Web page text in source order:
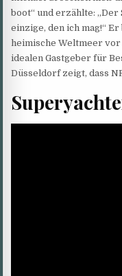
boot“ und erzählte:
einzige, den ich mag!“
heimische Weltmeer
idealen Gastgeber für
Düsseldorf zeigt, dass